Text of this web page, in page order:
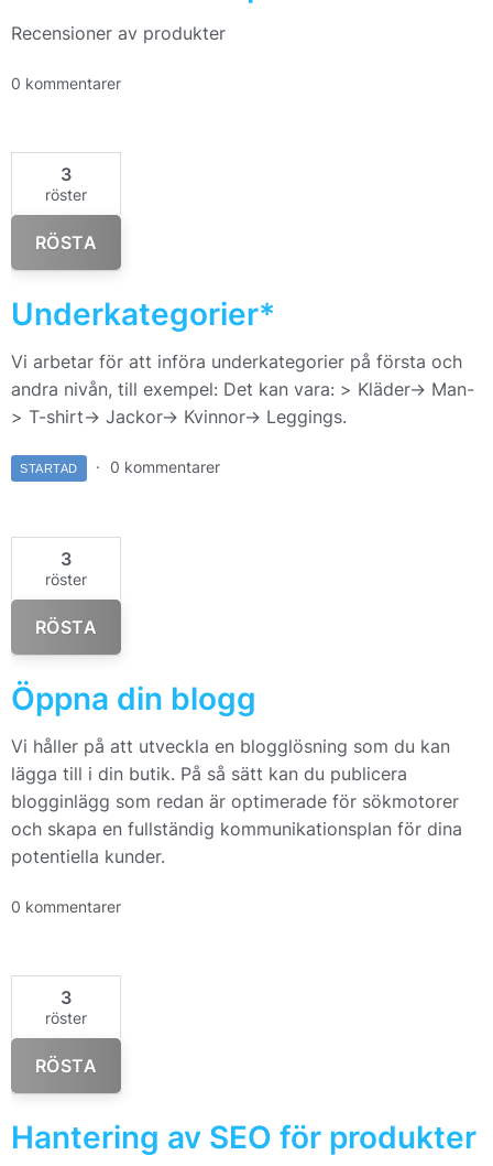
Recensioner av produkter
0 kommentarer
3
röster
RÖSTA
Underkategorier*
Vi arbetar för att införa underkategorier på första och
andra nivån, till exempel: Det kan vara: > Kläder-> Man-
> T-shirt-> Jackor-> Kvinnor-> Leggings.
STARTAD 0 kommentarer
3
röster
RÖSTA
Öppna din blogg
Vi håller på att utveckla en blogglösning som du kan
lägga till i din butik. På så sätt kan du publicera
blogginlägg som redan är optimerade för sökmotorer
och skapa en fullständig kommunikationsplan för dina
potentiella kunder.
0 kommentarer
3
röster
RÖSTA
Hantering av SEO för produkter